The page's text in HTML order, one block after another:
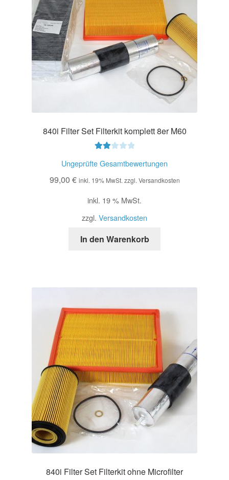
840i Filter Set Filterkit komplett 8er M60
rtet
mit
von
Ungeprüfte Gesamtbewertungen
99,00 € inkl. 19% MwSt. zzgl. Versandkosten
inkl. 19 % MwSt.
zzgl. Versandkosten
In den Warenkorb
840i Filter Set Filterkit ohne Microfilter